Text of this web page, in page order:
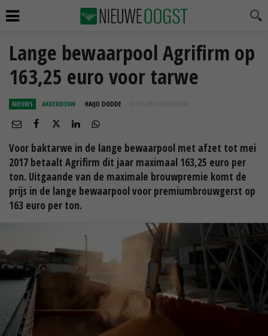
Lange bewaarpool Agrifirm op
163,25 euro voor tarwe
NIEUWS AKKERBOUW HAIJO DODDE 03 JUN 2017 OM 09:28
Voor baktarwe in de lange bewaarpool met afzet tot mei
2017 betaalt Agrifirm dit jaar maximaal 163,25 euro per
ton. Uitgaande van de maximale brouwpremie komt de
prijs in de lange bewaarpool voor premiumbrouwgerst op
163 euro per ton.